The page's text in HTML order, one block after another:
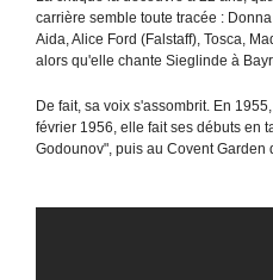
carrière semble toute tracée :
Aida, Alice Ford (Falstaff), Tosca,
alors qu'elle chante Sieglinde à
De fait, sa voix s'assombrit. En
février 1956, elle fait ses débuts en
Godounov", puis au Covent Garden